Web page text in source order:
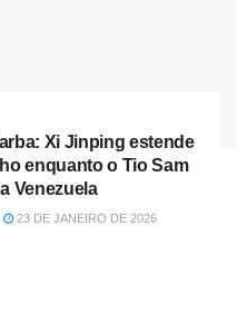
Xi Jinping estende
enquanto o Tio Sam
Venezuela
23 DE JANEIRO DE 2026